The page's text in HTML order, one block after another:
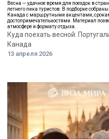
Весна — удачное время для поездок в
летнего пика туристов. В подборке
Канада с маршрутными акцентами,
достопримечательностями. Материал
атмосфере и формату отдыха.
Куда поехать весной:
Канада
13 апреля 2026